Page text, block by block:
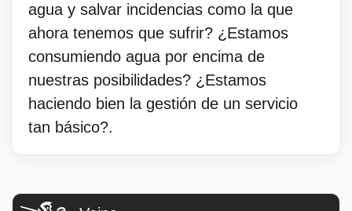
agua y salvar incidencias como la que
ahora tenemos que sufrir? ¿Estamos
consumiendo agua por encima de
nuestras posibilidades? ¿Estamos
haciendo bien la gestión de un servicio
tan básico?.